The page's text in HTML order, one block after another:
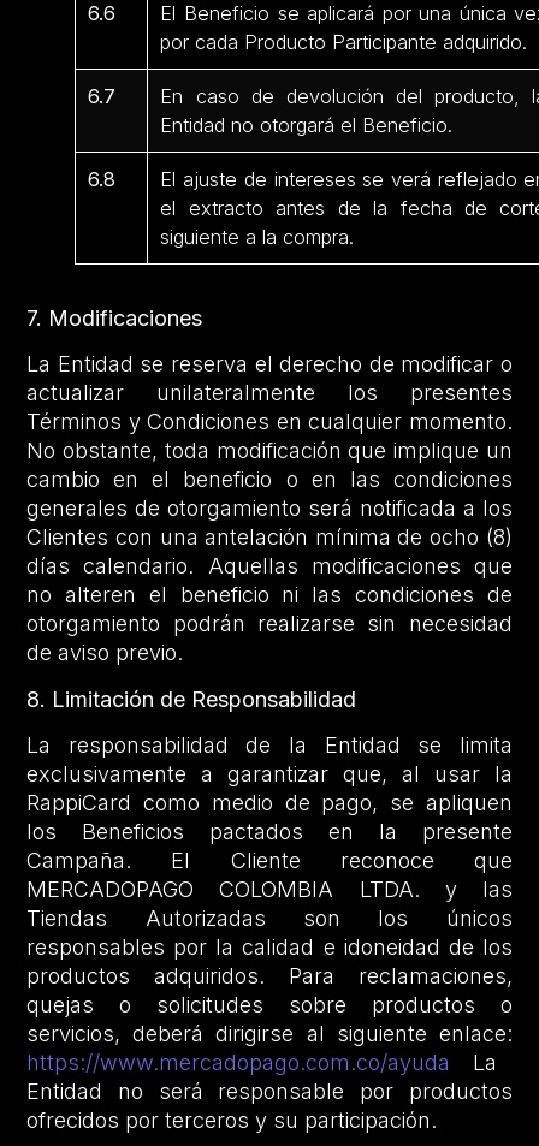
6.6
El Beneficio se aplicará por una única
por cada Producto Participante adquirido.
6.7
En caso de devolución del producto,
Entidad no otorgará el Beneficio.
6.8
El ajuste de intereses se verá reflejado
el extracto antes de la fecha de
siguiente a la compra.
7. Modificaciones
La Entidad se reserva el derecho de modificar o
actualizar unilateralmente los presentes
Términos y Condiciones en cualquier momento.
No obstante, toda modificación que implique un
cambio en el beneficio o en las condiciones
generales de otorgamiento será notificada a los
Clientes con una antelación mínima de ocho (8)
días calendario. Aquellas modificaciones que
no alteren el beneficio ni las condiciones de
otorgamiento podrán realizarse sin necesidad
de aviso previo.
8. Limitación de Responsabilidad
La responsabilidad de la Entidad se limita
exclusivamente a garantizar que, al usar la
RappiCard como medio de pago, se apliquen
los Beneficios pactados en la presente
Campaña. El Cliente reconoce que
MERCADOPAGO COLOMBIA LTDA. y las
Tiendas Autorizadas son los únicos
responsables por la calidad e idoneidad de los
productos adquiridos. Para reclamaciones,
quejas o solicitudes sobre productos o
servicios, deberá dirigirse al siguiente enlace:
https://www.mercadopago.com.co/ayuda
La
Entidad no será responsable por productos
ofrecidos por terceros y su participación.